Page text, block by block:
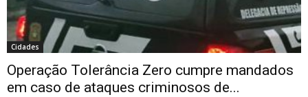
Cidades
Operação Tolerância Zero cumpre mandados
em caso de ataques criminosos de...